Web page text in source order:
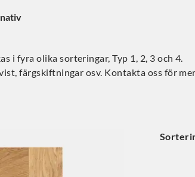
i fyra olika sorteringar, Typ 1, 2, 3 och 4.
färgskiftningar osv. Kontakta oss för mer